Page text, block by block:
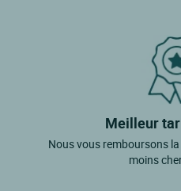
Meilleur
Nous vous remboursons
moins